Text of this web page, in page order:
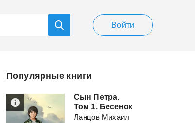
Войти
Популярные книги
Сын Петра.
Том 1. Бесенок
Ланцов Михаил